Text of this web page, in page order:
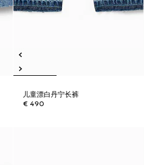
儿童漂白丹宁长裤
€ 490